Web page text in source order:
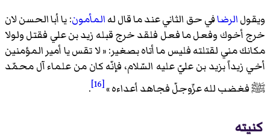
ويقولالرضافي حق الثاني عند ما قال لهالمأمون: يا أبا الحسن لان
خرج أخوك وفعل ما فعل فلقد خرج قبله زيد بن علي فقتل ولولا
مكانك مني لقتلته فليس ما أتاه بصغير: « لا تقس يا أمير المؤمنين
أخي زيداً بزيد بن عليّ عليه السّلام، فإنّه كان من علماء آل محمّد
ﷺفغضب لله عزّوجلّ فجاهد أعداءه »[16]
.
كنيته